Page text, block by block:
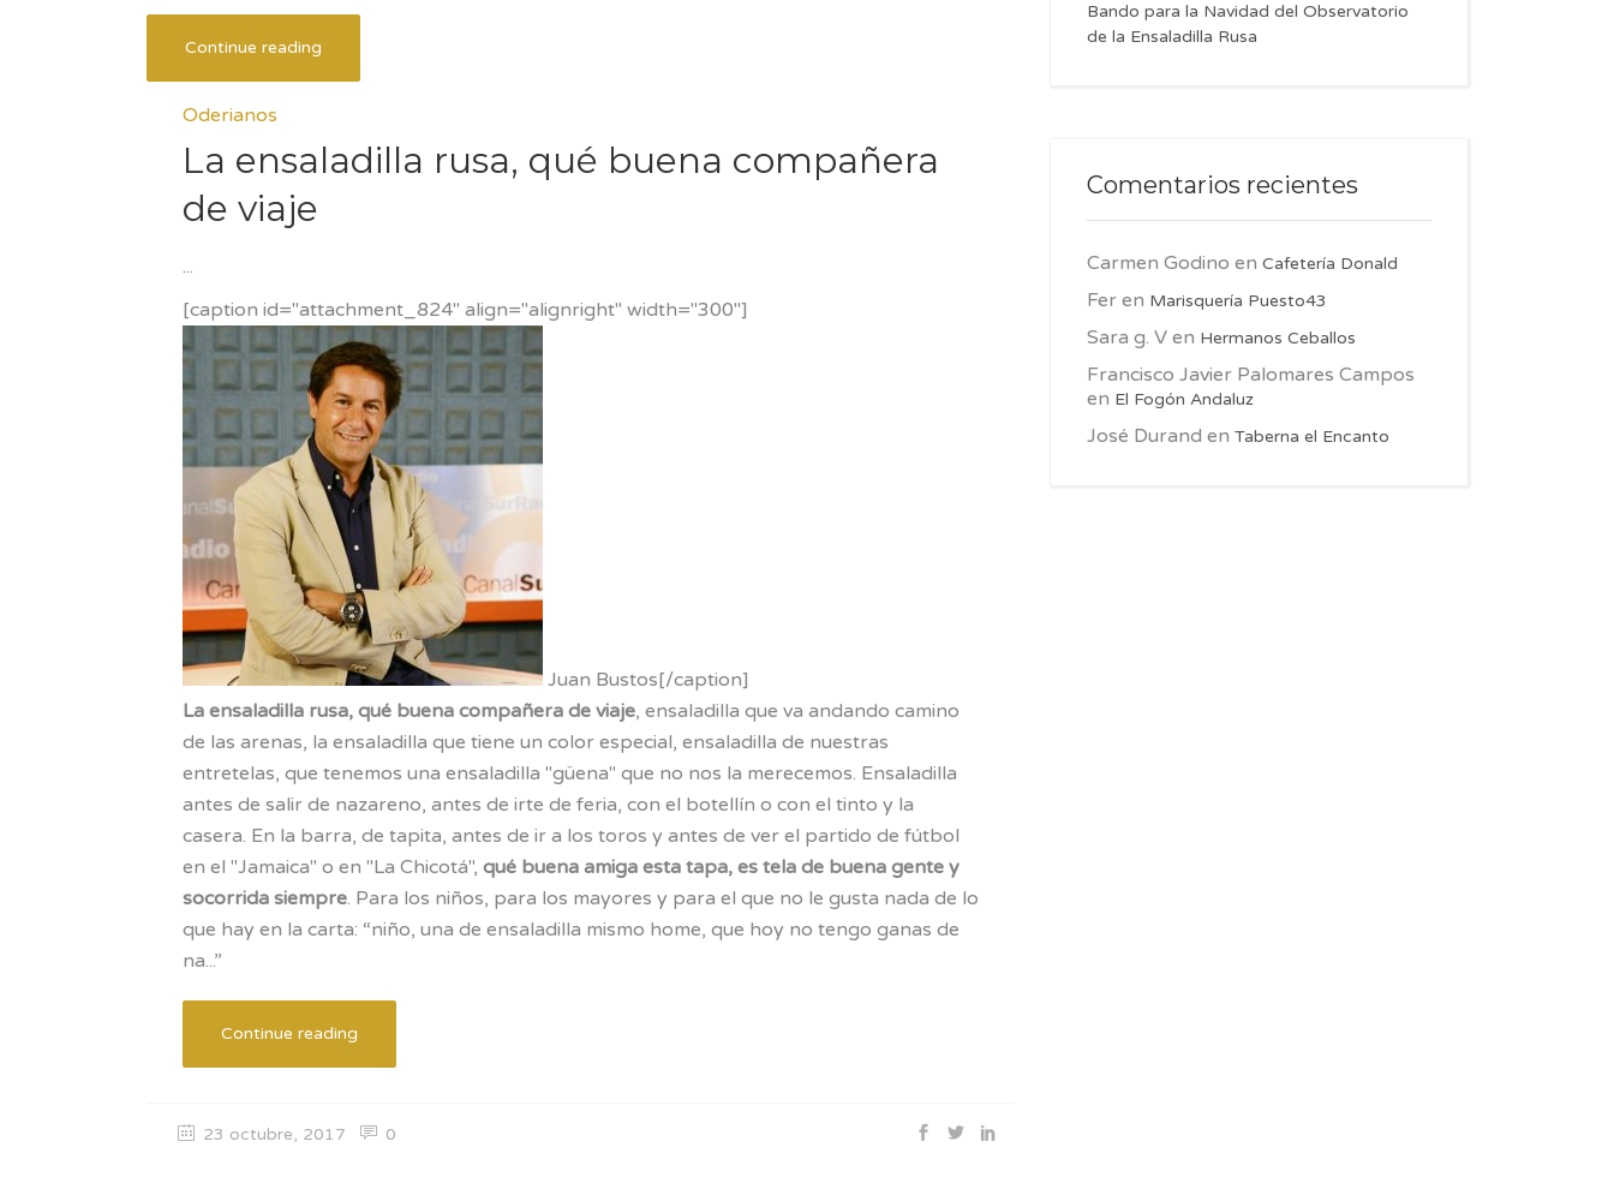
Continue reading
Oderianos
La ensaladilla rusa, qué buena compañera
de viaje
[caption id="attachment_824" align="alignright" width="300"]
Juan Bustos[/caption]
La ensaladilla rusa, qué buena compañera de viaje, ensaladilla que va andando camino
de las arenas, la ensaladilla que tiene un color especial, ensaladilla de nuestras
entretelas, que tenemos una ensaladilla "güena" que no nos la merecemos. Ensaladilla
antes de salir de nazareno, antes de irte de feria, con el botellín o con el tinto y la
casera. En la barra, de tapita, antes de ir a los toros y antes de ver el partido de fútbol
en el "Jamaica" o en "La Chicotá", qué buena amiga esta tapa, es tela de buena gente y
socorrida siempre. Para los niños, para los mayores y para el que no le gusta nada de lo
que hay en la carta: “niño, una de ensaladilla mismo home, que hoy no tengo ganas de
na...”
Continue reading
23 octubre, 2017 0
Bando para la Navidad del Observatorio
de la Ensaladilla Rusa
Comentarios recientes
Carmen Godino enCafetería Donald
Fer en Marisquería Puesto43
Sara g. V en Hermanos Ceballos
Francisco Javier Palomares Campos
en El Fogón Andaluz
José Durand enTaberna el Encanto